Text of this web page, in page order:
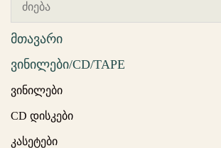
მთავარი
ვინილები/CD/TAPE
ვინილები
CD დისკები
კასეტები